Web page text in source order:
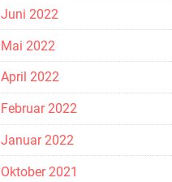
Juni 2022
Mai 2022
April 2022
Februar 2022
Januar 2022
Oktober 2021